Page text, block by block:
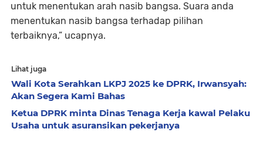
untuk menentukan arah nasib bangsa. Suara anda
menentukan nasib bangsa terhadap pilihan
terbaiknya,” ucapnya.
Lihat juga
Wali Kota Serahkan LKPJ 2025 ke DPRK, Irwansyah:
Akan Segera Kami Bahas
Ketua DPRK minta Dinas Tenaga Kerja kawal Pelaku
Usaha untuk asuransikan pekerjanya